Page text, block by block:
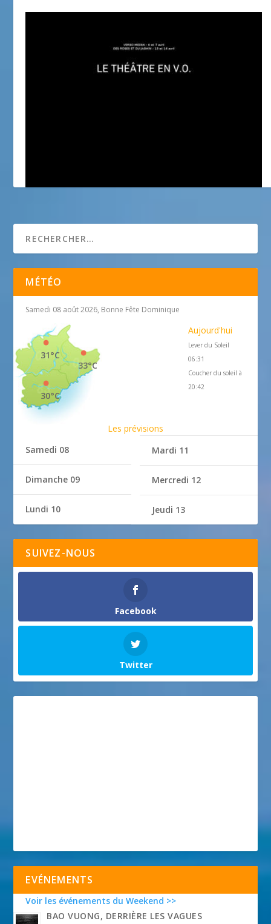
MÉTÉO
Samedi 08 août 2026, Bonne Fête Dominique
33°C
31°C
30°C
Aujourd'hui
Lever du Soleil
06:31
Coucher du soleil à
20:42
Les prévisions
Samedi 08
Dimanche 09
Lundi 10
Mardi 11
Mercredi 12
Jeudi 13
SUIVEZ-NOUS
Facebook
Twitter
EVÉNEMENTS
Voir les événements du Weekend >>
BAO VUONG, DERRIÈRE LES VAGUES